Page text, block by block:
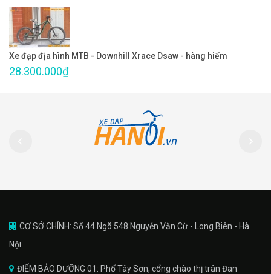
Xe đạp địa hình MTB - Downhill Xrace Dsaw - hàng hiếm
28.300.000₫
CƠ SỞ CHÍNH: Số 44 Ngõ 548 Nguyễn Văn Cừ - Long Biên - Hà
Nội
ĐIỂM BẢO DƯỠNG 01: Phố Tây Sơn, cổng chào thị trân Đan